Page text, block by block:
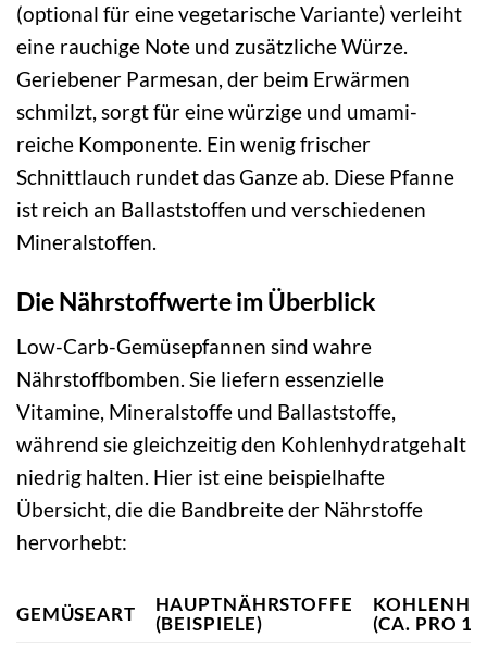
(optional für eine vegetarische Variante) verleiht
eine rauchige Note und zusätzliche Würze.
Geriebener Parmesan, der beim Erwärmen
schmilzt, sorgt für eine würzige und umami-
reiche Komponente. Ein wenig frischer
Schnittlauch rundet das Ganze ab. Diese Pfanne
ist reich an Ballaststoffen und verschiedenen
Mineralstoffen.
Die Nährstoffwerte im Überblick
Low-Carb-Gemüsepfannen sind wahre
Nährstoffbomben. Sie liefern essenzielle
Vitamine, Mineralstoffe und Ballaststoffe,
während sie gleichzeitig den Kohlenhydratgehalt
niedrig halten. Hier ist eine beispielhafte
Übersicht, die die Bandbreite der Nährstoffe
hervorhebt:
GEMÜSEART
HAUPTNÄHRSTOFFE
(BEISPIELE)
(CA. PRO